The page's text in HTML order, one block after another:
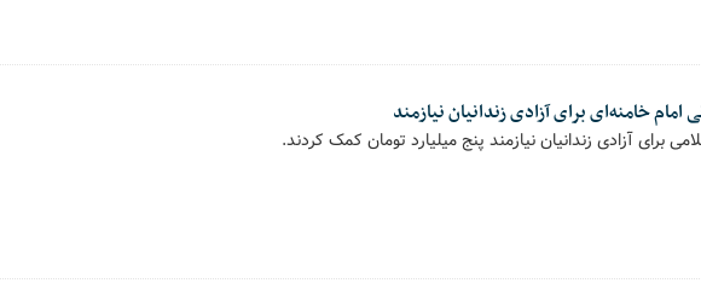
امام خامنه‌ای برای آزادی زندانیان نیازمند
برای آزادی زندانیان نیازمند پنج میلیارد تومان کمک کردند.